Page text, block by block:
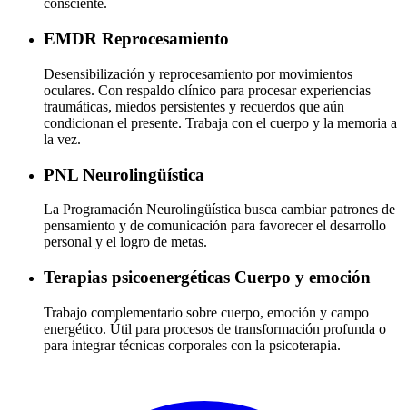
consciente.
EMDR Reprocesamiento
Desensibilización y reprocesamiento por movimientos
oculares. Con respaldo clínico para procesar experiencias
traumáticas, miedos persistentes y recuerdos que aún
condicionan el presente. Trabaja con el cuerpo y la memoria a
la vez.
PNL Neurolingüística
La Programación Neurolingüística busca cambiar patrones de
pensamiento y de comunicación para favorecer el desarrollo
personal y el logro de metas.
Terapias psicoenergéticas Cuerpo y emoción
Trabajo complementario sobre cuerpo, emoción y campo
energético. Útil para procesos de transformación profunda o
para integrar técnicas corporales con la psicoterapia.